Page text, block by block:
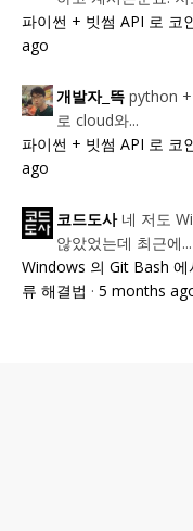
파이썬 + 빗썸 API 로 코
ago
개발자_뜩 python
로 cloud와...
파이썬 + 빗썸 API 로 코
ago
코드도사 네 저도
않았었는데 최근에...
Windows 의 Git Bash
류 해결법 · 5 months